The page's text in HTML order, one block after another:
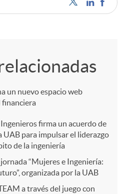
un nuevo espacio web
financiera
firma un acuerdo de
UAB para impulsar el liderazgo
de la ingeniería
“Mujeres e Ingeniería:
organizada por la UAB
a través del juego con